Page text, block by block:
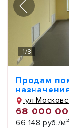
1/8
Продам
ул
68 000
66 148 руб./м²